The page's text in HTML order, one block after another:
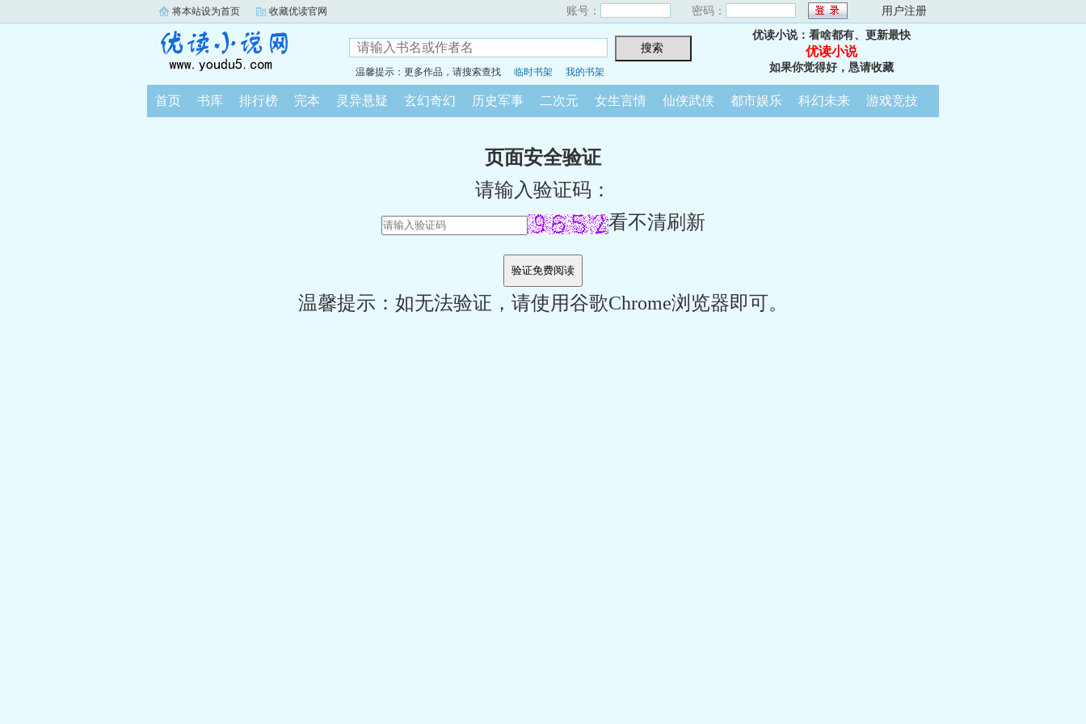
将本站设为首页 收藏优读官网 账号： 密码： 用户注册
温馨提示：更多作品，请搜索查找 临时书架 我的书架
优读小说：看啥都有、更新最快
优读小说
如果你觉得好，恳请收藏
首页 书库 排行榜 完本 灵异悬疑 玄幻奇幻 历史军事 二次元 女生言情 仙侠武侠 都市娱乐 科幻未来 游戏竞技
页面安全验证
请输入验证码：
看不清刷新
温馨提示：如无法验证，请使用谷歌Chrome浏览器即可。